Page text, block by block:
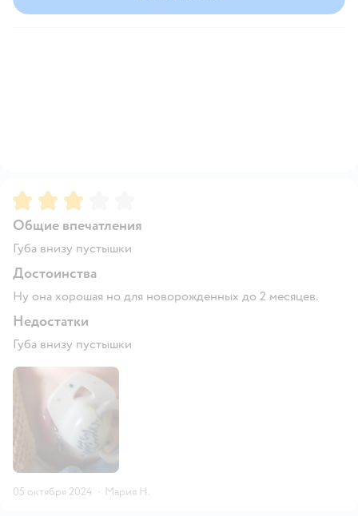
Рейтинг:3
Общие впечатления
Губа внизу пустышки
Достоинства
Ну она хорошая но для новорожденных до 2 месяцев.
Недостатки
Губа внизу пустышки
05 октября 2024 · Мария Н.